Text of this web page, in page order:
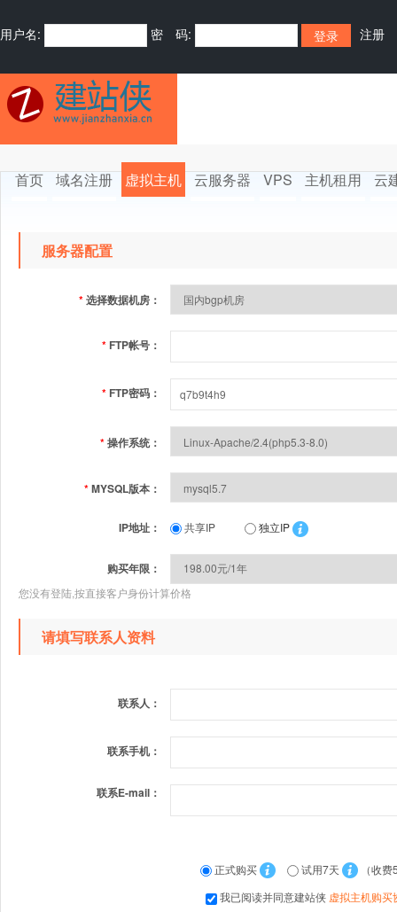
用户名: 密 码: 注册
首页 域名注册 虚拟主机 云服务器 VPS 主机租用 云
服务器配置
*选择数据机房：
* FTP帐号：
* FTP密码：
*操作系统：
*MYSQL版本：
IP地址： 共享IP 独立IP
购买年限：
您没有登陆,按直接客户身份计算价格
请填写联系人资料
联系人：
联系手机：
联系E-mail：
正式购买 试用7天
（收费
我已阅读并同意建站侠 虚拟主机购买